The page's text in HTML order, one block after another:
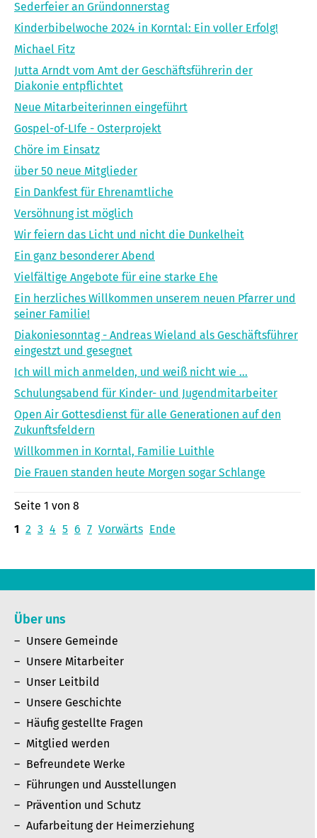
Sederfeier an Gründonnerstag
Kinderbibelwoche 2024 in Korntal: Ein voller Erfolg!
Michael Fitz
Jutta Arndt vom Amt der Geschäftsführerin der
Diakonie entpflichtet
Neue Mitarbeiterinnen eingeführt
Gospel-of-LIfe - Osterprojekt
Chöre im Einsatz
über 50 neue Mitglieder
Ein Dankfest für Ehrenamtliche
Versöhnung ist möglich
Wir feiern das Licht und nicht die Dunkelheit
Ein ganz besonderer Abend
Vielfältige Angebote für eine starke Ehe
Ein herzliches Willkommen unserem neuen Pfarrer und
seiner Familie!
Diakoniesonntag - Andreas Wieland als Geschäftsführer
eingestzt und gesegnet
Ich will mich anmelden, und weiß nicht wie ...
Schulungsabend für Kinder- und Jugendmitarbeiter
Open Air Gottesdienst für alle Generationen auf den
Zukunftsfeldern
Willkommen in Korntal, Familie Luithle
Die Frauen standen heute Morgen sogar Schlange
Seite 1 von 8
1 2 3 4 5 6 7 Vorwärts Ende
Über uns
Unsere Gemeinde
Unsere Mitarbeiter
Unser Leitbild
Unsere Geschichte
Häufig gestellte Fragen
Mitglied werden
Befreundete Werke
Führungen und Ausstellungen
Prävention und Schutz
Aufarbeitung der Heimerziehung